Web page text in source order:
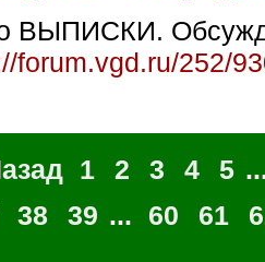
ВЫПИСКИ.
forum.vgd.ru/252/
1 2 3 4 5
38 39 ... 60 61